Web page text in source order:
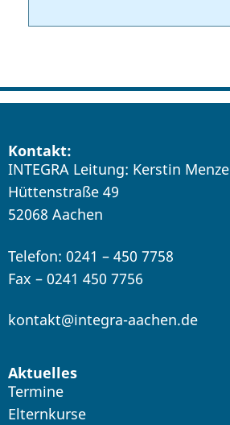
Kontakt:
INTEGRA Leitung: Kerstin Menze
Hüttenstraße 49
52068 Aachen
Telefon: 0241 – 450 7758
Fax – 0241 450 7756
kontakt@integra-aachen.de
Aktuelles
Termine
Elternkurse